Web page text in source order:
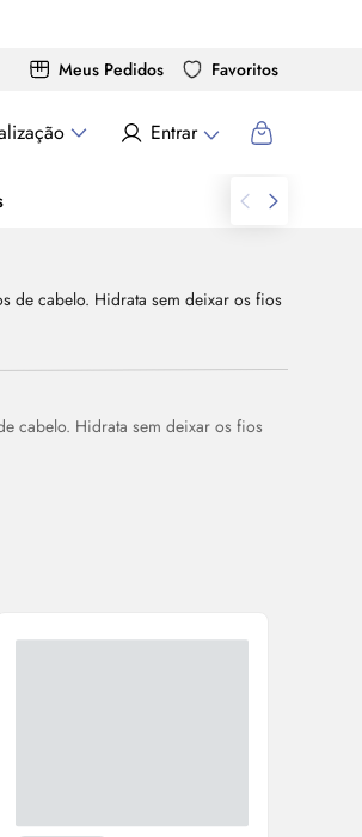
Meus Pedidos Favoritos
Entrar
cabelo. Hidrata sem deixar os fios